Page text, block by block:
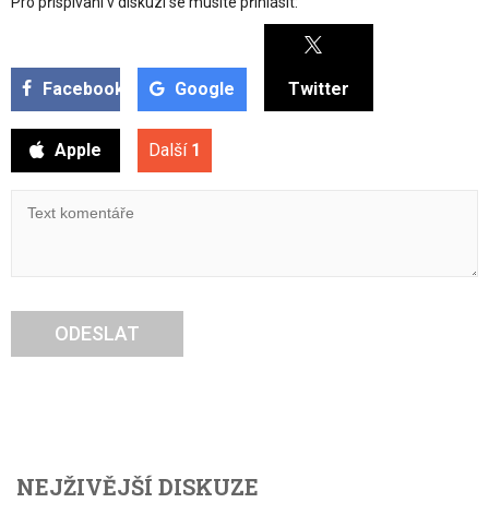
Facebook Google Twitter
Apple Další 1
ODESLAT
NEJŽIVĚJŠÍ DISKUZE